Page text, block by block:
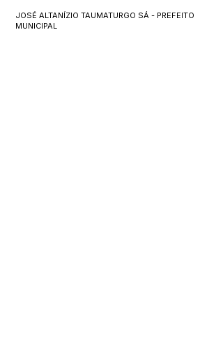
JOSÉ ALTANÍZIO TAUMATURGO SÁ - PREFEITO
MUNICIPAL